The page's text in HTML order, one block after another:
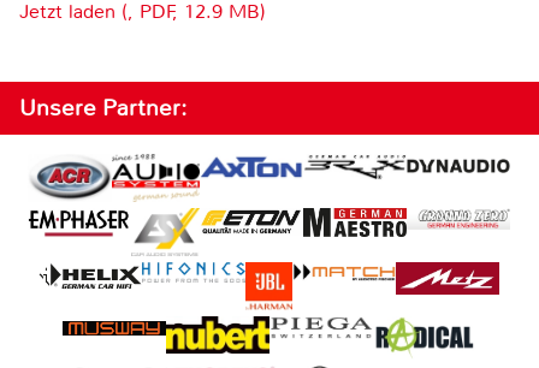
Jetzt laden (, PDF, 12.9 MB)
Unsere Partner: